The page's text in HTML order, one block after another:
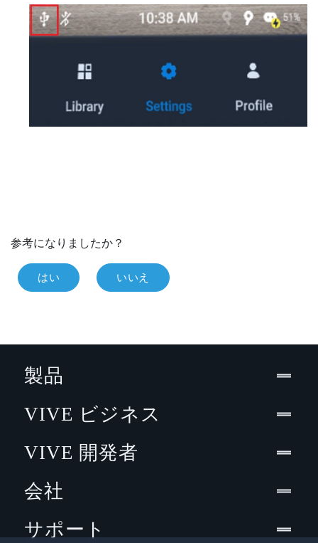
参考になりましたか？
はい いいえ
製品
VIVE ビジネス
VIVE 開発者
会社
サポート